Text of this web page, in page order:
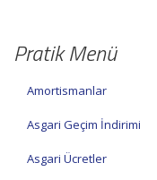
Pratik Menü
Amortismanlar
Asgari Geçim İndirimi
Asgari Ücretler